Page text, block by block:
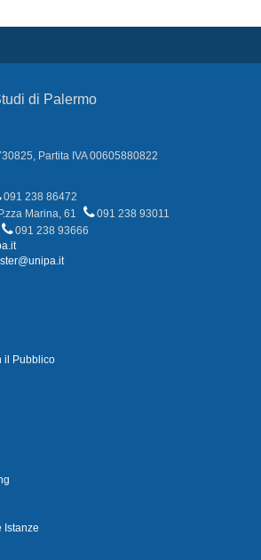
di Palermo
Partita IVA 00605880822
091 238 86472
Marina, 61
091 238 93011
091 238 93666
il Pubblico
Istanze